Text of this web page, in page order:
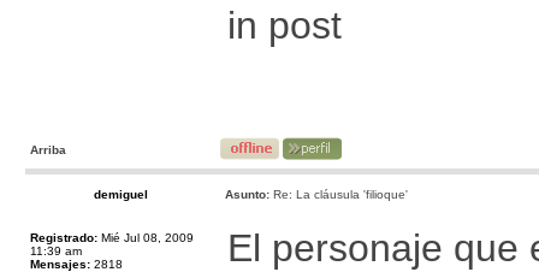
in post
Arriba
demiguel Asunto: Re: La cláusula 'filioque'
Registrado: Mié Jul 08, 2009
11:39 am
Mensajes: 2818
El personaje que